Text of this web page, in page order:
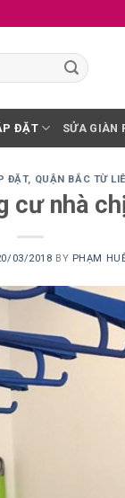
ĐẶT SỬA GIÀN
ĐẶT, QUẬN BẮC TỪ
cư nhà
03/2018 BY PHẠM